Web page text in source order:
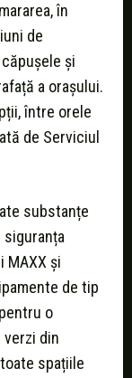
în
de
și
a orașului.
între orele
de Serviciul
substanțe
MAXX și
de tip
o
din
spațiile